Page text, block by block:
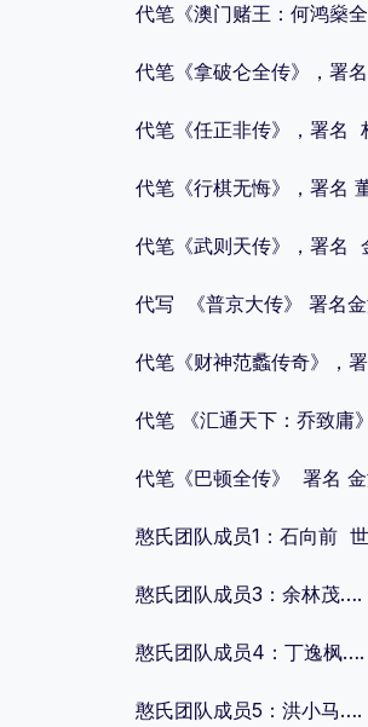
代笔《澳门赌王：何鸿燊
代笔《拿破仑全传》，署
代笔《任正非传》，署名
代笔《行棋无悔》，署名
代笔《武则天传》，署名
代写 《普京大传》 署名
代笔《财神范蠡传奇》，
代笔 《汇通天下：乔致庸
代笔《巴顿全传》 署名
憨氏团队成员1：石向前
憨氏团队成员3：余林茂….
憨氏团队成员4：丁逸枫
憨氏团队成员5：洪小马….